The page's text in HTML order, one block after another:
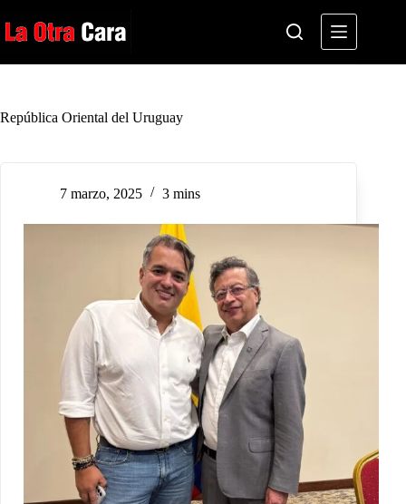
al
contenido
República Oriental del Uruguay
7 marzo, 2025 3 mins